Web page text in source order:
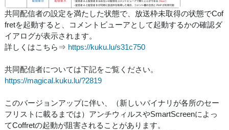
共同配信者の設定を満たした状態で、放送枠未取得の状態でCof
fretを起動すると、コメントビューアとして起動するかの確認ダ
イアログが表示されます。
詳しくはこちら⇒ https://kuku.lu/s31c750
共同配信者については下記をご覧ください。
https://magical.kuku.lu/?2819
このバージョンアップに伴い、（新しいバイナリが各所のセー
フリストに載るまでは）アンチウィルスやSmartScreenによっ
てCoffretの起動が阻害されることがあります。